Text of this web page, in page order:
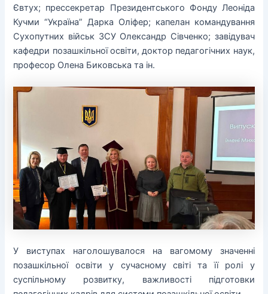
Євтух; прессекретар Президентського Фонду Леоніда
Кучми “Україна” Дарка Оліфер; капелан командування
Сухопутних військ ЗСУ Олександр Сівченко; завідувач
кафедри позашкільної освіти, доктор педагогічних наук,
професор Олена Биковська та ін.
У виступах наголошувалося на вагомому значенні
позашкільної освіти у сучасному світі та її ролі у
суспільному розвитку, важливості підготовки